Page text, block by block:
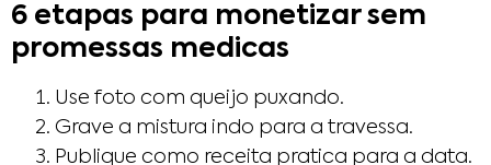
6 etapas para monetizar sem
promessas medicas
Use foto com queijo puxando.
Grave a mistura indo para a travessa.
Publique como receita pratica para a data.